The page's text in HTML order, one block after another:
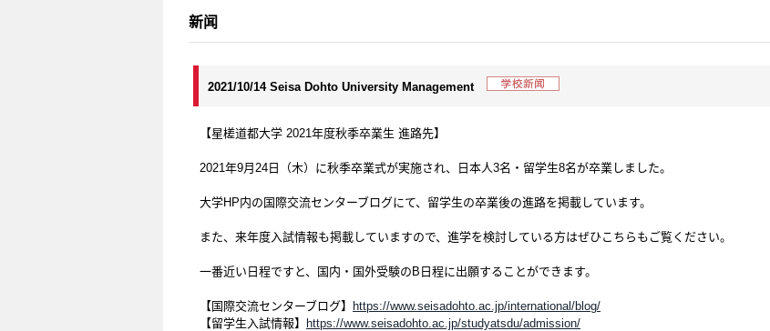
新闻
2021/10/14 Seisa Dohto University Management
【星槎道都大学 2021年度秋季卒業生 進路先】
2021年9月24日（木）に秋季卒業式が実施され、日本人3名・留学生8名が卒業しました。
大学HP内の国際交流センターブログにて、留学生の卒業後の進路を掲載しています。
また、来年度入試情報も掲載していますので、進学を検討している方はぜひこちらもご覧ください。
一番近い日程ですと、国内・国外受験のB日程に出願することができます。
【国際交流センターブログ】
https://www.seisadohto.ac.jp/international/blog/
【留学生入試情報】
https://www.seisadohto.ac.jp/studyatsdu/admission/